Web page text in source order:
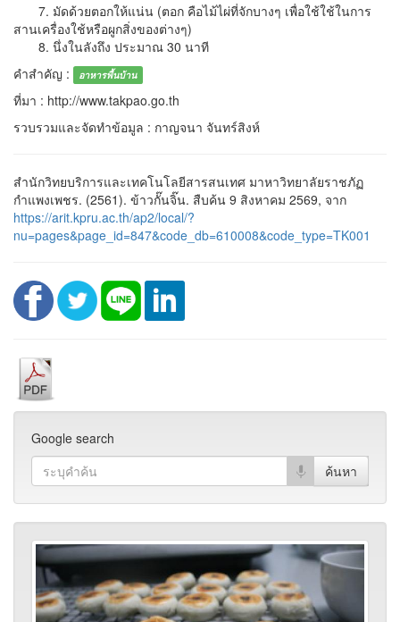
7. มัดด้วยตอกให้แน่น (ตอก คือไม้ไผ่ที่จักบางๆ เพื่อใช้ใช้ในการ
สานเครื่องใช้หรือผูกสิ่งของต่างๆ)
8. นึ่งในลังถึง ประมาณ 30 นาที
คำสำคัญ :
อาหารพื้นบ้าน
ที่มา : http://www.takpao.go.th
รวบรวมและจัดทำข้อมูล : กาญจนา จันทร์สิงห์
สำนักวิทยบริการและเทคโนโลยีสารสนเทศ มาหาวิทยาลัยราชภัฏ
กำแพงเพชร. (2561). ข้าวกั๊นจิ๊น. สืบค้น 9 สิงหาคม 2569, จาก
https://arit.kpru.ac.th/ap2/local/?
nu=pages&page_id=847&code_db=610008&code_type=TK001
Google search